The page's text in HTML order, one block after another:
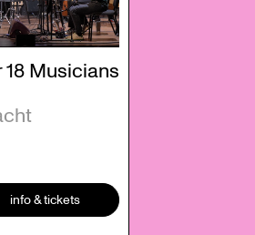
Musicians
info & tickets